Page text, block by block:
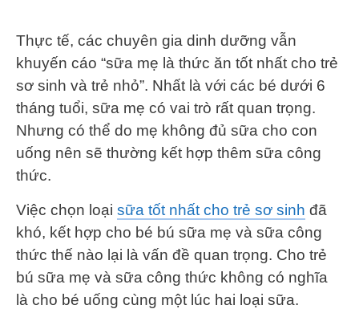
Thực tế, các chuyên gia dinh dưỡng vẫn
khuyến cáo “sữa mẹ là thức ăn tốt nhất cho trẻ
sơ sinh và trẻ nhỏ”. Nhất là với các bé dưới 6
tháng tuổi, sữa mẹ có vai trò rất quan trọng.
Nhưng có thể do mẹ không đủ sữa cho con
uống nên sẽ thường kết hợp thêm sữa công
thức.
Việc chọn loại sữa tốt nhất cho trẻ sơ sinh đã
khó, kết hợp cho bé bú sữa mẹ và sữa công
thức thế nào lại là vấn đề quan trọng. Cho trẻ
bú sữa mẹ và sữa công thức không có nghĩa
là cho bé uống cùng một lúc hai loại sữa.